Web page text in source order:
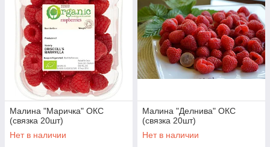
Малина "Маричка" ОКС
(связка 20шт)
Нет в наличии
Малина "Делнива" ОКС
(связка 20шт)
Нет в наличии